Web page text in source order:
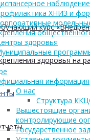
курс
здоровья на
наблюдение
ХНИЗ и
здоровья
информация
О нас
Структура
Вышестоящие
контролирующие
Государственное